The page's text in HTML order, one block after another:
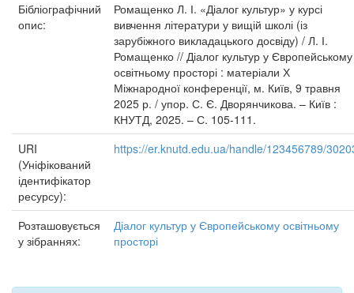
Бібліографічний
опис:
Ромащенко Л. І. «Діалог культур» у курсі
вивчення літератури у вищій школі (із
зарубіжного викладацького досвіду) / Л. І.
Ромащенко // Діалог культур у Європейському
освітньому просторі : матеріали Х
Міжнародної конференції, м. Київ, 9 травня
2025 р. / упор. С. Є. Дворянчикова. – Київ :
КНУТД, 2025. – С. 105-111.
URI
(Уніфікований
ідентифікатор
ресурсу):
https://er.knutd.edu.ua/handle/123456789/
Розташовується
у зібраннях:
Діалог культур у Європейському освітньому
просторі